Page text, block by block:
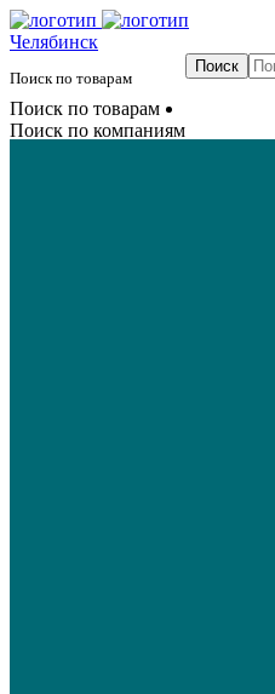
Челябинск
Поиск по товарам
Поиск по товарам
Поиск по компаниям